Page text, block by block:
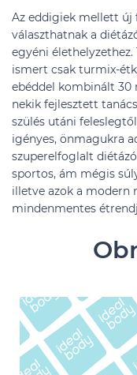
Az eddigiek mellett új
választhatnak a
egyéni
ismert csak turmix-
ebéddel kombinált 30
nekik fejlesztett
szülés utáni
igényes, önmagukra
szuperelfoglalt
sportos, ám mégis
illetve azok a modern
mindenmentes